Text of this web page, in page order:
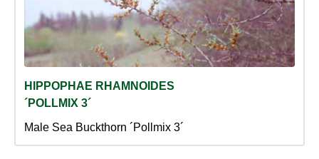
HIPPOPHAE RHAMNOIDES
´POLLMIX 3´
Male Sea Buckthorn ´Pollmix 3´